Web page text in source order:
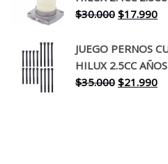
$260.000.
$30.000 El
original
era:
$30.000.
$17.990El
JUEGO PERNOS
HILUX 2.5CC
$35.000 El
$21.990El